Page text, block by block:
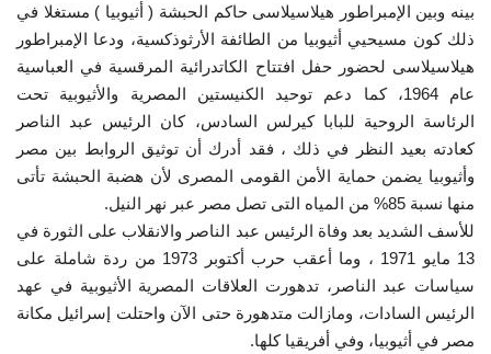
بينه وبين الإمبراطور هيلاسيلاسى حاكم الحبشة ( أثيوبيا ) مستغلا في
ذلك كون مسيحيي أثيوبيا من الطائفة الأرثوذكسية، ودعا الإمبراطور
هيلاسيلاسى لحضور حفل افتتاح الكاتدرائية المرقسية في العباسية
عام 1964، كما دعم توحيد الكنيستين المصرية والأثيوبية تحت
الرئاسة الروحية للبابا كيرلس السادس، كان الرئيس عبد الناصر
كعادته بعيد النظر في ذلك ، فقد أدرك أن توثيق الروابط بين مصر
وأثيوبيا يضمن حماية الأمن القومى المصرى لأن هضبة الحبشة تأتى
منها نسبة 85% من المياه التى تصل مصر عبر نهر النيل.
للأسف الشديد بعد وفاة الرئيس عبد الناصر والانقلاب على الثورة في
13 مايو 1971 ، وما أعقب حرب أكتوبر 1973 من ردة شاملة على
سياسات عبد الناصر، تدهورت العلاقات المصرية الأثيوبية في عهد
الرئيس السادات، ومازالت متدهورة حتى الآن واحتلت إسرائيل مكانة
مصر في أثيوبيا، وفي أفريقيا كلها.